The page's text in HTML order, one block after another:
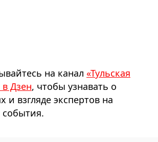
на канал «Тульская
в Дзен, чтобы узнавать о
и взгляде экспертов на